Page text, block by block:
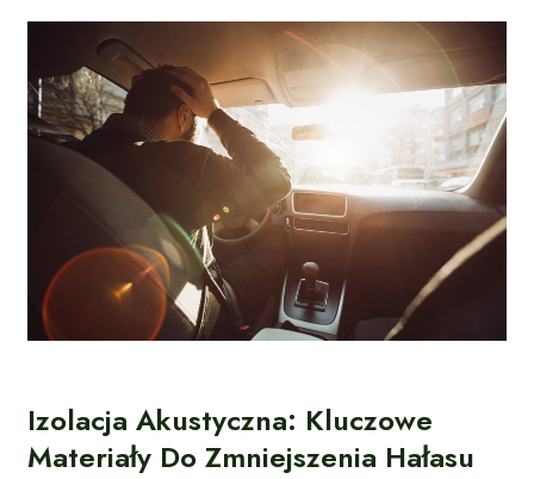
Izolacja Akustyczna: Kluczowe
Materiały Do Zmniejszenia Hałasu